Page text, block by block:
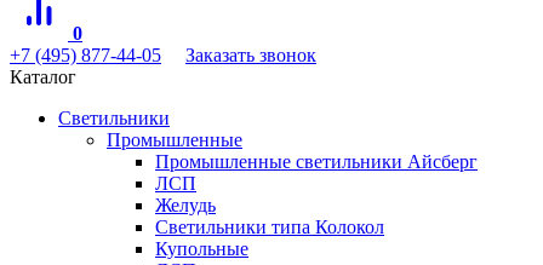
0
+7 (495) 877-44-05
Заказать звонок
Каталог
Светильники
Промышленные
Промышленные светильники Айсберг
ЛСП
Желудь
Светильники типа Колокол
Купольные